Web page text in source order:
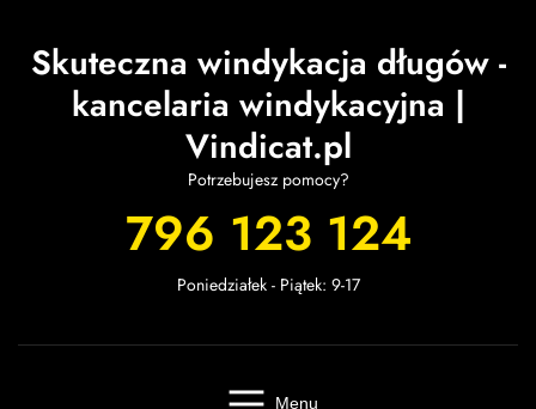
Skuteczna windykacja długów -
kancelaria windykacyjna |
Vindicat.pl
Potrzebujesz pomocy?
796 123 124
Poniedziałek - Piątek: 9-17
Menu